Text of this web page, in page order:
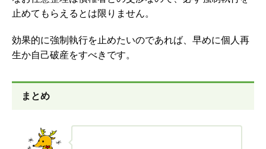
止めてもらえるとは限りません。
効果的に強制執行を止めたいのであれば、早めに個人再
生か自己破産をすべきです。
まとめ